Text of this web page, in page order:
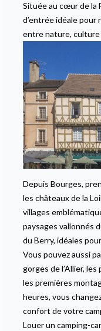
Située au cœur de la
d’entrée idéale pour
entre nature,
Depuis Bourges,
les châteaux de la
villages
paysages vallonnés
du Berry, idéales
Vous pouvez aussi
gorges de l’Allier,
les premières
heures, vous
confort de votre
Louer un camping-